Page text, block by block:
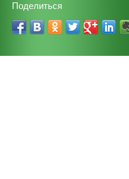
Поделиться